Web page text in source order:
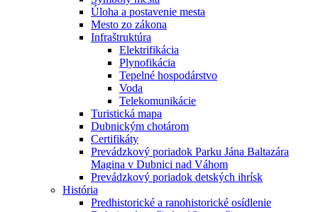
Úloha a postavenie mesta
Mesto zo zákona
Infraštruktúra
Elektrifikácia
Plynofikácia
Tepelné hospodárstvo
Voda
Telekomunikácie
Turistická mapa
Dubnickým chotárom
Certifikáty
Prevádzkový poriadok Parku Jána Baltazára
Magina v Dubnici nad Váhom
Prevádzkový poriadok detských ihrísk
História
Predhistorické a ranohistorické osídlenie